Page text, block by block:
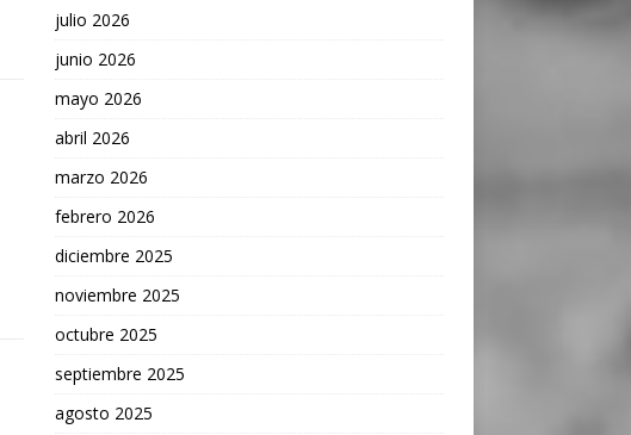
julio 2026
junio 2026
mayo 2026
abril 2026
marzo 2026
febrero 2026
diciembre 2025
noviembre 2025
octubre 2025
septiembre 2025
agosto 2025